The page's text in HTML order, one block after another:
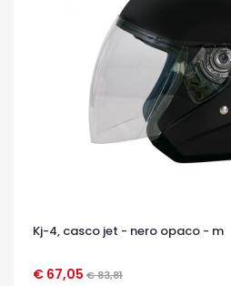
Kj-4, casco jet - nero opaco - m
€ 67,05 € 83,81
OCCHIATA VELOCE